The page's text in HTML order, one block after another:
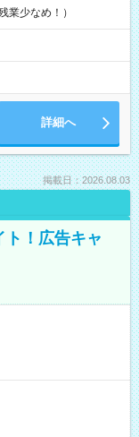
業少なめ！）
詳細へ
掲載日：2026.08.03
ト！広告キャ